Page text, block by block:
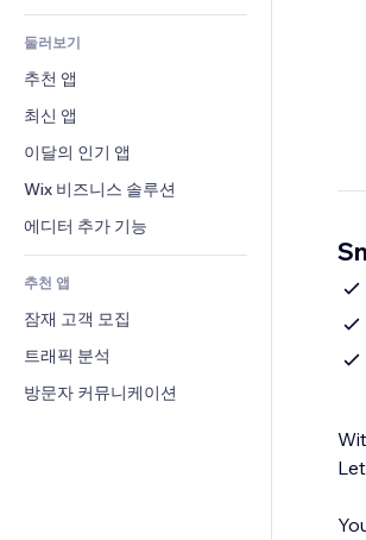
사이트 목록
이메일
회계
쿠폰 및 로열티
창고 서비스
식품 및 음료
부동산
예약
팟캐스트
사진
동영상
PDF
파일 공유
소식
개인정보 및 보안
시계
페이지 템플릿
이미지 효과
버튼 & 메뉴
배너 및 배지
계산기
검색
일기예보
차트 및 표
양식
블로그
설문
채팅
메모
전화번호
커뮤니티
평가와 후기
CRM
둘러보기
추천 앱
최신 앱
이달의 인기 앱
Wix 비즈니스 솔루션
에디터 추가 기능
추천 앱
잠재 고객 모집
트래픽 분석
방문자 커뮤니케이션